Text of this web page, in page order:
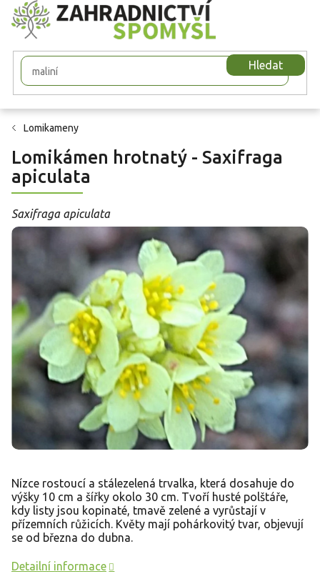
Přejít
na
obsah
Hledat
Lomikameny
Lomikámen hrotnatý - Saxifraga
apiculata
Saxifraga apiculata
Nízce rostoucí a stálezelená trvalka, která dosahuje do
výšky 10 cm a šířky okolo 30 cm. Tvoří husté polštáře,
kdy listy jsou kopinaté, tmavě zelené a vyrůstají v
přízemních růžicích. Květy mají pohárkovitý tvar, objevují
se od března do dubna.
Detailní informace